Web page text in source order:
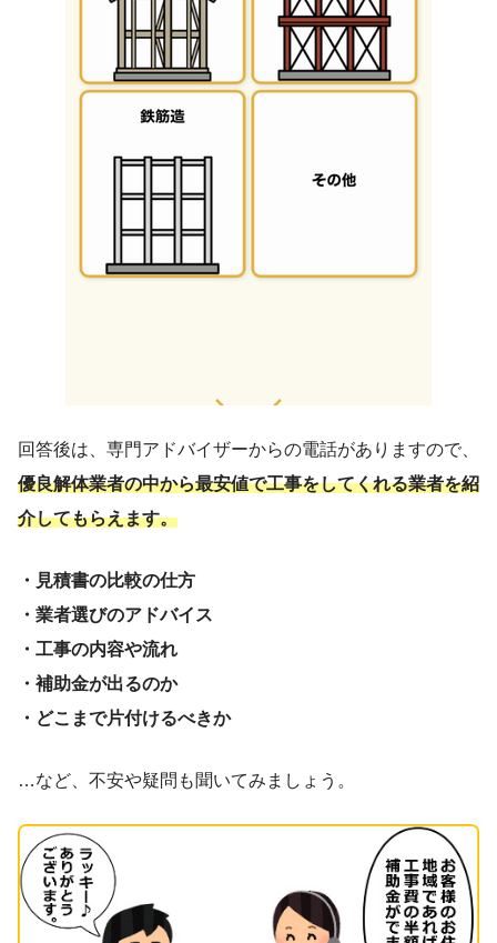
回答後は、専門アドバイザーからの電話がありますので、
優良解体業者の中から最安値で工事をしてくれる業者を紹
介してもらえます。
・見積書の比較の仕方
・業者選びのアドバイス
・工事の内容や流れ
・補助金が出るのか
・どこまで片付けるべきか
…など、不安や疑問も聞いてみましょう。